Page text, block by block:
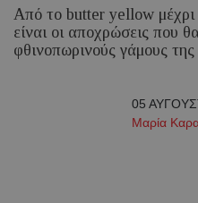
Από το butter yellow μέχρι
είναι οι αποχρώσεις που
φθινοπωρινούς γάμους
05
Μαρία